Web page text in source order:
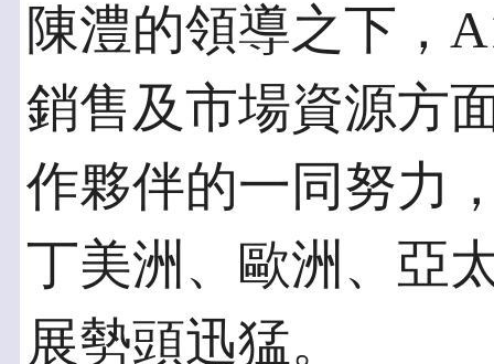
陳澧的領導之下，
銷售及市場資源方
作夥伴的一同努力
丁美洲、歐洲、亞
展勢頭迅猛。